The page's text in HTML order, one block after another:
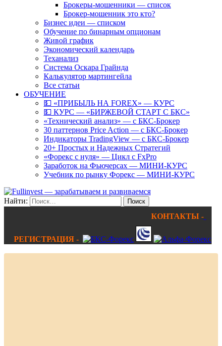
Брокеры-мошенники — список
Брокер-мошенник это кто?
Бизнес идеи — списком
Обучение по бинарным опционам
Живой график
Экономический календарь
Теханализ
Система Оскара Грайнда
Калькулятор мартингейла
Все статьи
ОБУЧЕНИЕ
💵 «ПРИБЫЛЬ НА FOREX» — КУРС
💵 КУРС — «БИРЖЕВОЙ СТАРТ С БКС»
«Технический анализ» — с БКС-Брокер
30 паттернов Price Action — с БКС-Брокер
Индикаторы TradingView — с БКС-Брокер
20+ Простых и Надежных Стратегий
«Форекс с нуля» — Цикл с FxPro
Заработок на Фьючерсах — МИНИ-КУРС
Учебник по рынку Форекс — МИНИ-КУРС
Найти:
КОНТАКТЫ -
РЕГИСТРАЦИЯ -